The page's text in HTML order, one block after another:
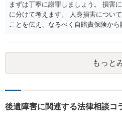
まずは丁寧に謝罪しましょう。 損害
に分けて考えます。 人身損害につい
ことを伝え、なるべく自賠責保険か
願いしてください。 物的損害につい
があり、写真や見積書を送ってもら
チェックする必要があります。 相談
分かりませんが、資力に応じた対応
ャラクターの問題もあるので、どうす
もっと
後遺障害に関連する法律相談コ